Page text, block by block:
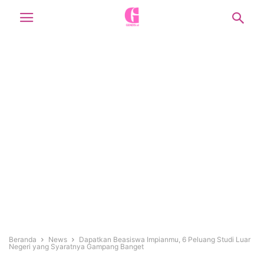
Beranda News
Dapatkan Beasiswa Impianmu, 6 Peluang Studi Luar
Negeri yang Syaratnya Gampang Banget